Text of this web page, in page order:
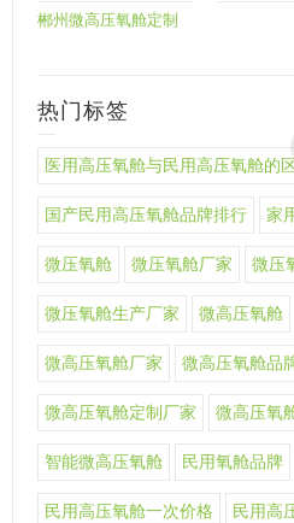
郴州微高压氧舱定制
热门标签
医用高压氧舱与民用高压氧舱的
国产民用高压氧舱品牌排行 家
微压氧舱 微压氧舱厂家 微压
微压氧舱生产厂家 微高压氧舱
微高压氧舱厂家 微高压氧舱品
微高压氧舱定制厂家 微高压氧
智能微高压氧舱 民用氧舱品牌
民用高压氧舱一次价格 民用高